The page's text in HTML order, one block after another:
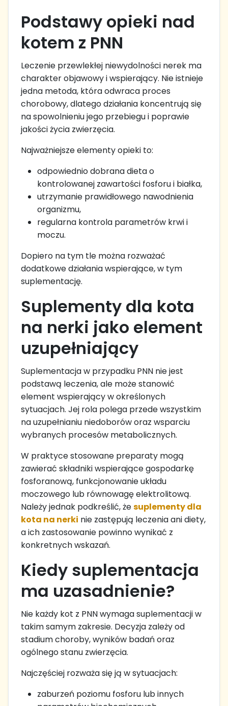
Podstawy opieki nad
kotem z PNN
Leczenie przewlekłej niewydolności nerek ma
charakter objawowy i wspierający. Nie istnieje
jedna metoda, która odwraca proces
chorobowy, dlatego działania koncentrują się
na spowolnieniu jego przebiegu i poprawie
jakości życia zwierzęcia.
Najważniejsze elementy opieki to:
odpowiednio dobrana dieta o
kontrolowanej zawartości fosforu i białka,
utrzymanie prawidłowego nawodnienia
organizmu,
regularna kontrola parametrów krwi i
moczu.
Dopiero na tym tle można rozważać
dodatkowe działania wspierające, w tym
suplementację.
Suplementy dla kota
na nerki jako element
uzupełniający
Suplementacja w przypadku PNN nie jest
podstawą leczenia, ale może stanowić
element wspierający w określonych
sytuacjach. Jej rola polega przede wszystkim
na uzupełnianiu niedoborów oraz wsparciu
wybranych procesów metabolicznych.
W praktyce stosowane preparaty mogą
zawierać składniki wspierające gospodarkę
fosforanową, funkcjonowanie układu
moczowego lub równowagę elektrolitową.
Należy jednak podkreślić, żesuplementy dla
kota na nerki nie zastępują leczenia ani diety,
a ich zastosowanie powinno wynikać z
konkretnych wskazań.
Kiedy suplementacja
ma uzasadnienie?
Nie każdy kot z PNN wymaga suplementacji w
takim samym zakresie. Decyzja zależy od
stadium choroby, wyników badań oraz
ogólnego stanu zwierzęcia.
Najczęściej rozważa się ją w sytuacjach:
zaburzeń poziomu fosforu lub innych